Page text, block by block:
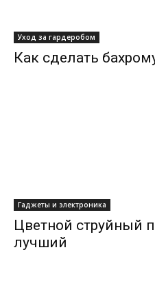
Уход за гардеробом
Как сделать
Гаджеты и электроника
Цветной струйный
лучший